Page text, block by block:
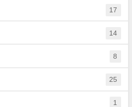
17
14
8
25
1